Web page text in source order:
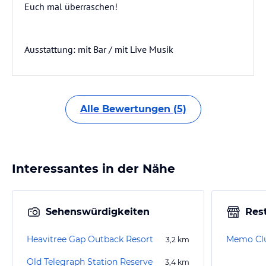
Euch mal überraschen!
Ausstattung: mit Bar / mit Live Musik
Alle Bewertungen (5)
Interessantes in der Nähe
Sehenswürdigkeiten
Heavitree Gap Outback Resort 3,2 km
Old Telegraph Station Reserve 3,4 km
Memo